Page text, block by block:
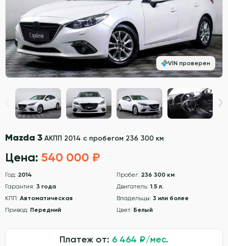
Mazda 3 АКПП 2014 с пробегом 236 300 км
Цена: 540 000 ₽
Год: 2014 Пробег: 236 300 км
Гарантия: 3 года Двигатель: 1.5 л.
КПП: Автоматическая Владельцы: 3 или более
Привод: Передний Цвет: Белый
Платеж от: 6 464 ₽/мес.
VIN проверен